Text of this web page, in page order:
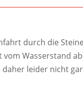
durch die
vom Wasserstand
daher leider nicht